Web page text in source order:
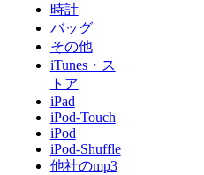
時計
バッグ
その他
iTunes・ス
トア
iPad
iPod-Touch
iPod
iPod-Shuffle
他社のmp3